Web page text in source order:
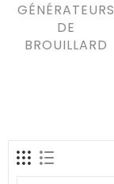
GÉNÉRATEURS
DE
BROUILLARD